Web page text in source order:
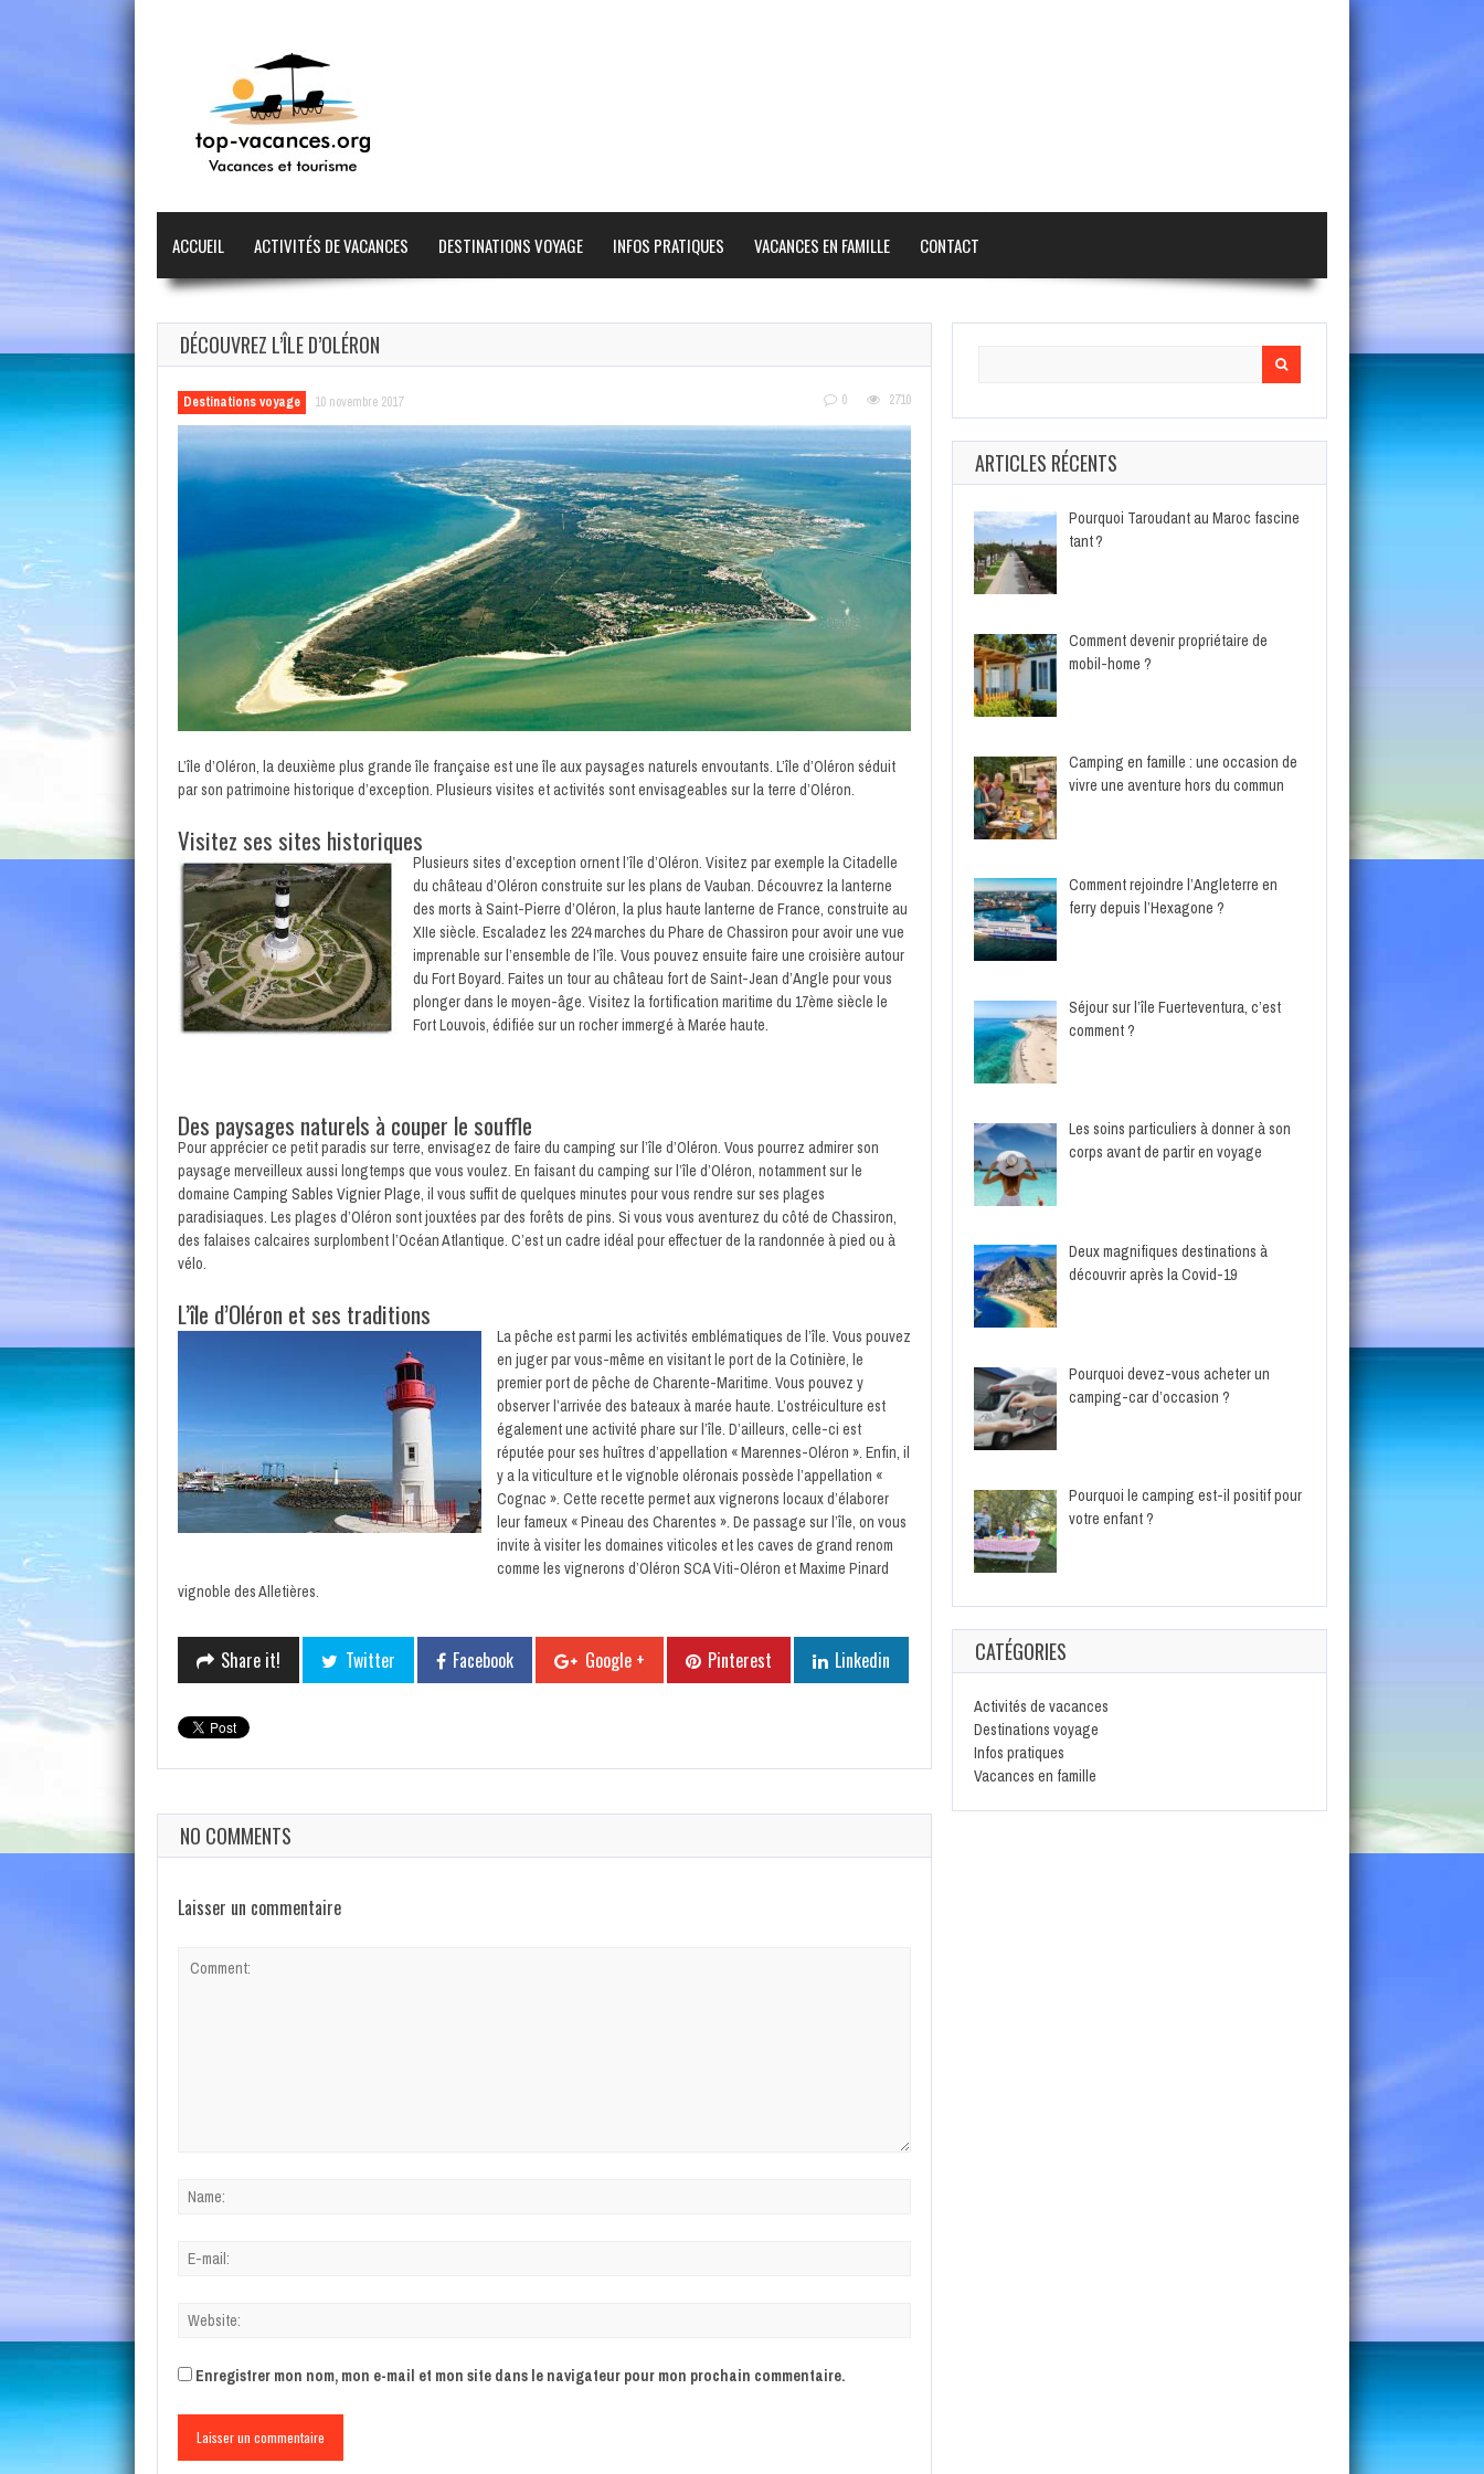
ACCUEIL ACTIVITÉS DE VACANCES DESTINATIONS VOYAGE INFOS PRATIQUES VACANCES EN FAMILLE CONTACT
DÉCOUVREZ L’ÎLE D’OLÉRON
Destinations voyage 10 novembre 2017 0 2710
L’île d’Oléron, la deuxième plus grande île française est une île aux paysages naturels envoutants. L’île d’Oléron séduit
par son patrimoine historique d’exception. Plusieurs visites et activités sont envisageables sur la terre d’Oléron.
Visitez ses sites historiques
Plusieurs sites d’exception ornent l’île d’Oléron. Visitez par exemple la Citadelle
du château d’Oléron construite sur les plans de Vauban. Découvrez la lanterne
des morts à Saint-Pierre d’Oléron, la plus haute lanterne de France, construite au
XIIe siècle. Escaladez les 224 marches du Phare de Chassiron pour avoir une vue
imprenable sur l’ensemble de l’île. Vous pouvez ensuite faire une croisière autour
du Fort Boyard. Faites un tour au château fort de Saint-Jean d’Angle pour vous
plonger dans le moyen-âge. Visitez la fortification maritime du 17ème siècle le
Fort Louvois, édifiée sur un rocher immergé à Marée haute.
Des paysages naturels à couper le souffle
Pour apprécier ce petit paradis sur terre, envisagez de faire du camping sur l’île d’Oléron. Vous pourrez admirer son
paysage merveilleux aussi longtemps que vous voulez. En faisant du camping sur l’île d’Oléron, notamment sur le
domaine Camping Sables Vignier Plage, il vous suffit de quelques minutes pour vous rendre sur ses plages
paradisiaques. Les plages d’Oléron sont jouxtées par des forêts de pins. Si vous vous aventurez du côté de Chassiron,
des falaises calcaires surplombent l’Océan Atlantique. C’est un cadre idéal pour effectuer de la randonnée à pied ou à
vélo.
L’île d’Oléron et ses traditions
La pêche est parmi les activités emblématiques de l’île. Vous pouvez
en juger par vous-même en visitant le port de la Cotinière, le
premier port de pêche de Charente-Maritime. Vous pouvez y
observer l’arrivée des bateaux à marée haute. L’ostréiculture est
également une activité phare sur l’île. D’ailleurs, celle-ci est
réputée pour ses huîtres d’appellation « Marennes-Oléron ». Enfin, il
y a la viticulture et le vignoble oléronais possède l’appellation «
Cognac ». Cette recette permet aux vignerons locaux d’élaborer
leur fameux « Pineau des Charentes ». De passage sur l’île, on vous
invite à visiter les domaines viticoles et les caves de grand renom
comme les vignerons d’Oléron SCA Viti-Oléron et Maxime Pinard
vignoble des Alletières.
Share it! Twitter Facebook Google + Pinterest Linkedin
NO COMMENTS
Laisser un commentaire
Enregistrer mon nom, mon e-mail et mon site dans le navigateur pour mon prochain commentaire.
ARTICLES RÉCENTS
Pourquoi Taroudant au Maroc fascine
tant ?
Comment devenir propriétaire de
mobil-home ?
Camping en famille : une occasion de
vivre une aventure hors du commun
Comment rejoindre l’Angleterre en
ferry depuis l’Hexagone ?
Séjour sur l’île Fuerteventura, c’est
comment ?
Les soins particuliers à donner à son
corps avant de partir en voyage
Deux magnifiques destinations à
découvrir après la Covid-19
Pourquoi devez-vous acheter un
camping-car d’occasion ?
Pourquoi le camping est-il positif pour
votre enfant ?
CATÉGORIES
Activités de vacances
Destinations voyage
Infos pratiques
Vacances en famille